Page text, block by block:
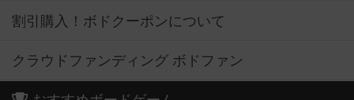
割引購入！ボドクーポンについて
クラウドファンディング ボドファン